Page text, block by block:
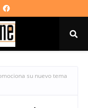
su nuevo tema